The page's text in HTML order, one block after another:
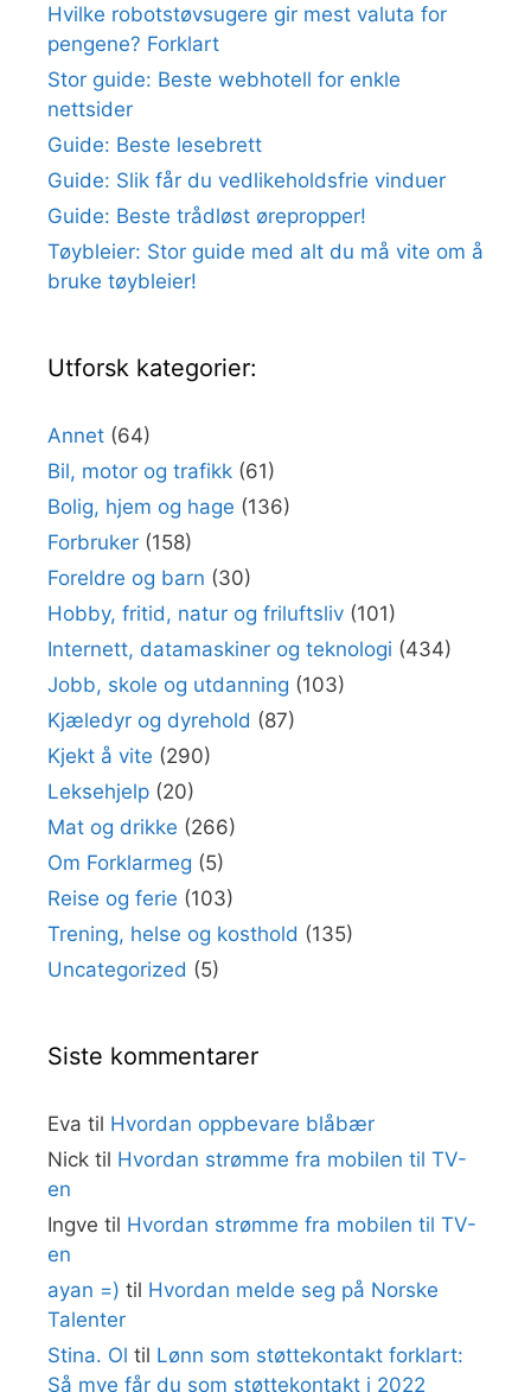
Hvilke robotstøvsugere gir mest valuta for
pengene? Forklart
Stor guide: Beste webhotell for enkle
nettsider
Guide: Beste lesebrett
Guide: Slik får du vedlikeholdsfrie vinduer
Guide: Beste trådløst ørepropper!
Tøybleier: Stor guide med alt du må vite om å
bruke tøybleier!
Utforsk kategorier:
Annet (64)
Bil, motor og trafikk (61)
Bolig, hjem og hage (136)
Forbruker (158)
Foreldre og barn (30)
Hobby, fritid, natur og friluftsliv (101)
Internett, datamaskiner og teknologi (434)
Jobb, skole og utdanning (103)
Kjæledyr og dyrehold (87)
Kjekt å vite (290)
Leksehjelp (20)
Mat og drikke (266)
Om Forklarmeg (5)
Reise og ferie (103)
Trening, helse og kosthold (135)
Uncategorized (5)
Siste kommentarer
Eva til Hvordan oppbevare blåbær
Nick til Hvordan strømme fra mobilen til TV-
en
Ingve til Hvordan strømme fra mobilen til TV-
en
ayan =) til Hvordan melde seg på Norske
Talenter
Stina. Ol til Lønn som støttekontakt forklart:
Så mye får du som støttekontakt i 2022